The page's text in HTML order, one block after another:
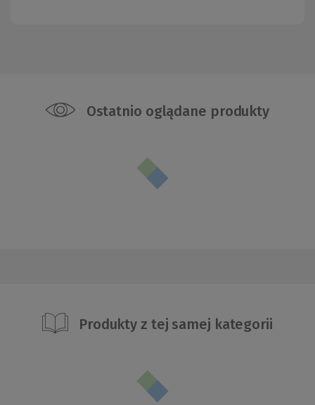
Ostatnio oglądane produkty
Produkty z tej samej kategorii